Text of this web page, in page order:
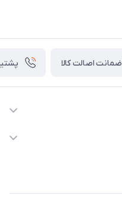
ضمانت اصالت کالا